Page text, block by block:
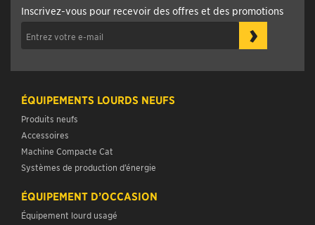
Inscrivez-vous pour recevoir des offres et des promotions
›
ÉQUIPEMENTS LOURDS NEUFS
Produits neufs
Accessoires
Machine Compacte Cat
Systèmes de production d’énergie
ÉQUIPEMENT D’OCCASION
Équipement lourd usagé